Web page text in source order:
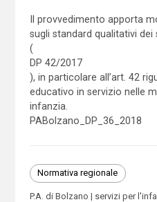
Il provvedimento apporta
sugli standard qualitativi
(
DP 42/2017
), in particolare all’art. 42
educativo in servizio nelle
infanzia.
PABolzano_DP_36_2018
Normativa regionale
P.A. di Bolzano servizi per